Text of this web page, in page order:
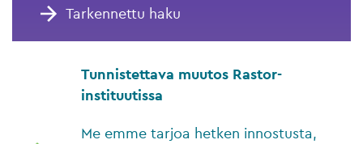
Tarkennettu haku
Tunnistettava muutos Rastor-
instituutissa
Me emme tarjoa hetken innostusta,